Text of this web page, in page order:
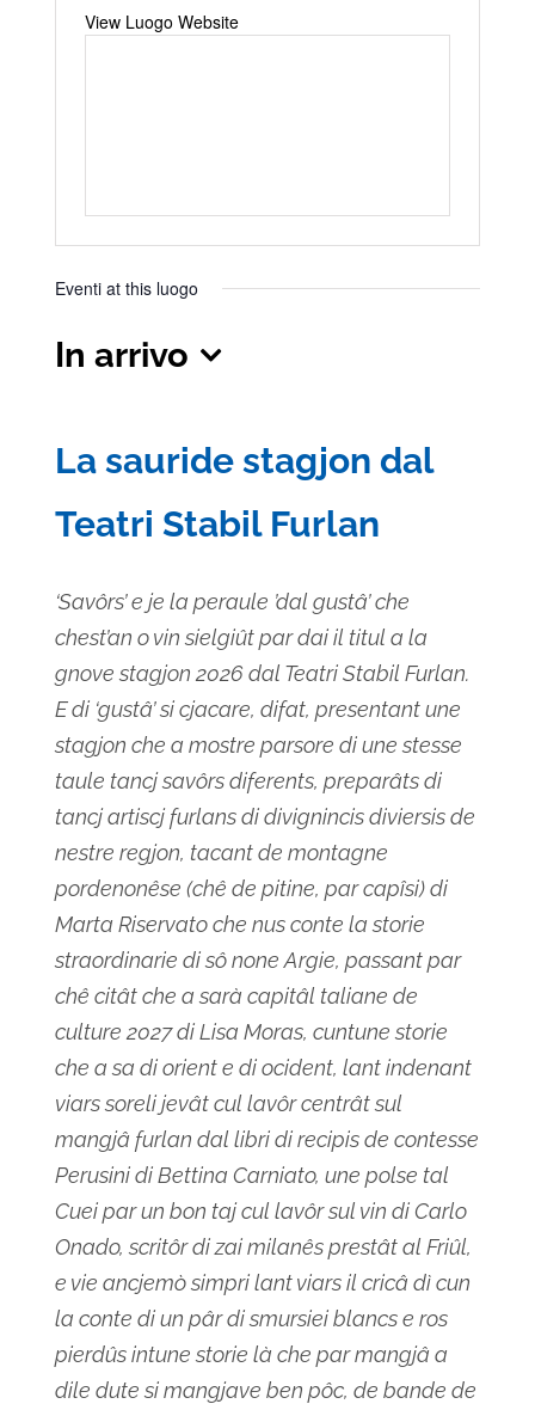
Website
View Luogo Website
Eventi at this luogo
In arrivo
data.
La sauride stagjon dal
Teatri Stabil Furlan
‘Savôrs’ e je la peraule ’dal gustâ’ che
chest’an o vin sielgiût par dai il titul a la
gnove stagjon 2026 dal Teatri Stabil Furlan.
E di ‘gustâ’ si cjacare, difat, presentant une
stagjon che a mostre parsore di une stesse
taule tancj savôrs diferents, preparâts di
tancj artiscj furlans di divignincis diviersis de
nestre regjon, tacant de montagne
pordenonêse (chê de pitine, par capîsi) di
Marta Riservato che nus conte la storie
straordinarie di sô none Argie, passant par
chê citât che a sarà capitâl taliane de
culture 2027 di Lisa Moras, cuntune storie
che a sa di orient e di ocident, lant indenant
viars soreli jevât cul lavôr centrât sul
mangjâ furlan dal libri di recipis de contesse
Perusini di Bettina Carniato, une polse tal
Cuei par un bon taj cul lavôr sul vin di Carlo
Onado, scritôr di zai milanês prestât al Friûl,
e vie ancjemò simpri lant viars il cricâ dì cun
la conte di un pâr di smursiei blancs e ros
pierdûs intune storie là che par mangjâ a
dile dute si mangjave ben pôc, de bande de